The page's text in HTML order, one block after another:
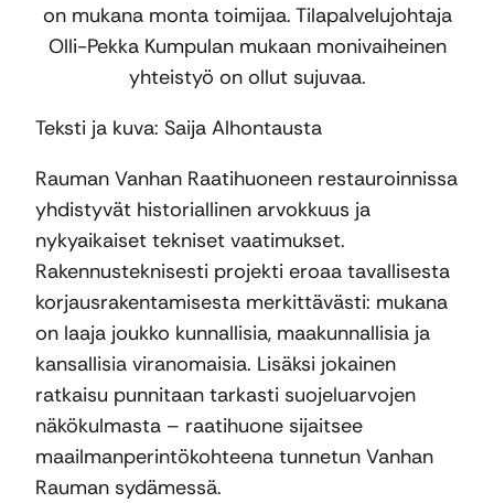
on mukana monta toimijaa. Tilapalvelujohtaja
Olli-Pekka Kumpulan mukaan monivaiheinen
yhteistyö on ollut sujuvaa.
Teksti ja kuva: Saija Alhontausta
Rauman Vanhan Raatihuoneen restauroinnissa
yhdistyvät historiallinen arvokkuus ja
nykyaikaiset tekniset vaatimukset.
Rakennusteknisesti projekti eroaa tavallisesta
korjausrakentamisesta merkittävästi: mukana
on laaja joukko kunnallisia, maakunnallisia ja
kansallisia viranomaisia. Lisäksi jokainen
ratkaisu punnitaan tarkasti suojeluarvojen
näkökulmasta – raatihuone sijaitsee
maailmanperintökohteena tunnetun Vanhan
Rauman sydämessä.